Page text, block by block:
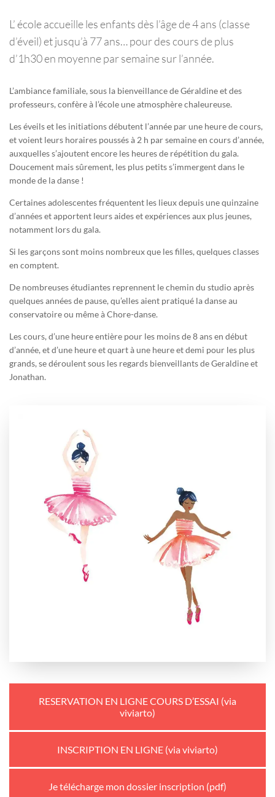
L’ école accueille les enfants dès l’âge de 4 ans (classe
d’éveil) et jusqu’à 77 ans… pour des cours de plus
d’1h30 en moyenne par semaine sur l’année.
L’ambiance familiale, sous la bienveillance de Géraldine et des
professeurs, confère à l’école une atmosphère chaleureuse.
Les éveils et les initiations débutent l’année par une heure de cours,
et voient leurs horaires poussés à 2 h par semaine en cours d’année,
auxquelles s’ajoutent encore les heures de répétition du gala.
Doucement mais sûrement, les plus petits s’immergent dans le
monde de la danse !
Certaines adolescentes fréquentent les lieux depuis une quinzaine
d’années et apportent leurs aides et expériences aux plus jeunes,
notamment lors du gala.
Si les garçons sont moins nombreux que les filles, quelques classes
en comptent.
De nombreuses étudiantes reprennent le chemin du studio après
quelques années de pause, qu’elles aient pratiqué la danse au
conservatoire ou même à Chore-danse.
Les cours, d’une heure entière pour les moins de 8 ans en début
d’année, et d’une heure et quart à une heure et demi pour les plus
grands, se déroulent sous les regards bienveillants de Geraldine et
Jonathan.
RESERVATION EN LIGNE COURS D’ESSAI (via
viviarto)
INSCRIPTION EN LIGNE (via viviarto)
Je télécharge mon dossier inscription (pdf)